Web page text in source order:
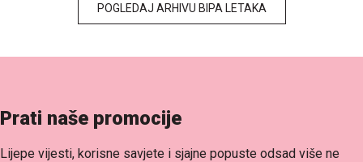
POGLEDAJ ARHIVU BIPA LETAKA
Prati naše promocije
Lijepe vijesti, korisne savjete i sjajne popuste odsad više ne